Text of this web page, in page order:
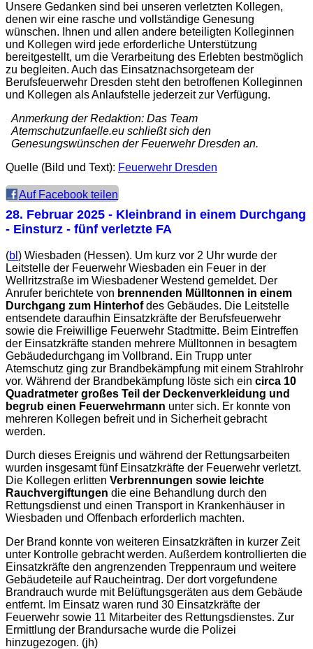
Unsere Gedanken sind bei unseren verletzten Kollegen,
denen wir eine rasche und vollständige Genesung
wünschen. Ihnen und allen andere beteiligten Kolleginnen
und Kollegen wird jede erforderliche Unterstützung
bereitgestellt, um die Verarbeitung des Erlebten bestmöglich
zu begleiten. Auch das Einsatznachsorgeteam der
Berufsfeuerwehr Dresden steht den betroffenen Kolleginnen
und Kollegen als Anlaufstelle jederzeit zur Verfügung.
Anmerkung der Redaktion: Das Team
Atemschutzunfaelle.eu schließt sich den
Genesungswünschen der Feuerwehr Dresden an.
Quelle (Bild und Text): Feuerwehr Dresden
Auf Facebook teilen
28. Februar 2025 - Kleinbrand in einem Durchgang
- Einsturz - fünf verletzte FA
(bl ) Wiesbaden (Hessen). Um kurz vor 2 Uhr wurde der
Leitstelle der Feuerwehr Wiesbaden ein Feuer in der
Wellritzstraße im Wiesbadener Westend gemeldet. Der
Anrufer berichtete von brennenden Mülltonnen in einem
Durchgang zum Hinterhofdes Gebäudes. Die Leitstelle
entsendete daraufhin Einsatzkräfte der Berufsfeuerwehr
sowie die Freiwillige Feuerwehr Stadtmitte. Beim Eintreffen
der Einsatzkräfte standen mehrere Mülltonnen in besagtem
Gebäudedurchgang im Vollbrand. Ein Trupp unter
Atemschutz ging zur Brandbekämpfung mit einem Strahlrohr
vor. Während der Brandbekämpfung löste sich ein circa 10
Quadratmeter großes Teil der Deckenverkleidung und
begrub einen Feuerwehrmann unter sich. Er konnte von
mehreren Kollegen befreit und in Sicherheit gebracht
werden.
Durch dieses Ereignis und während der Rettungsarbeiten
wurden insgesamt fünf Einsatzkräfte der Feuerwehr verletzt.
Die Kollegen erlitten Verbrennungen sowie leichte
Rauchvergiftungen die eine Behandlung durch den
Rettungsdienst und einen Transport in Krankenhäuser in
Wiesbaden und Offenbach erforderlich machten.
Der Brand konnte von weiteren Einsatzkräften in kurzer Zeit
unter Kontrolle gebracht werden. Außerdem kontrollierten die
Einsatzkräfte den angrenzenden Treppenraum und weitere
Gebäudeteile auf Raucheintrag. Der dort vorgefundene
Brandrauch wurde mit Belüftungsgeräten aus dem Gebäude
entfernt. Im Einsatz waren rund 30 Einsatzkräfte der
Feuerwehr sowie 11 Mitarbeiter des Rettungsdienstes. Zur
Ermittlung der Brandursache wurde die Polizei
hinzugezogen. (jh)